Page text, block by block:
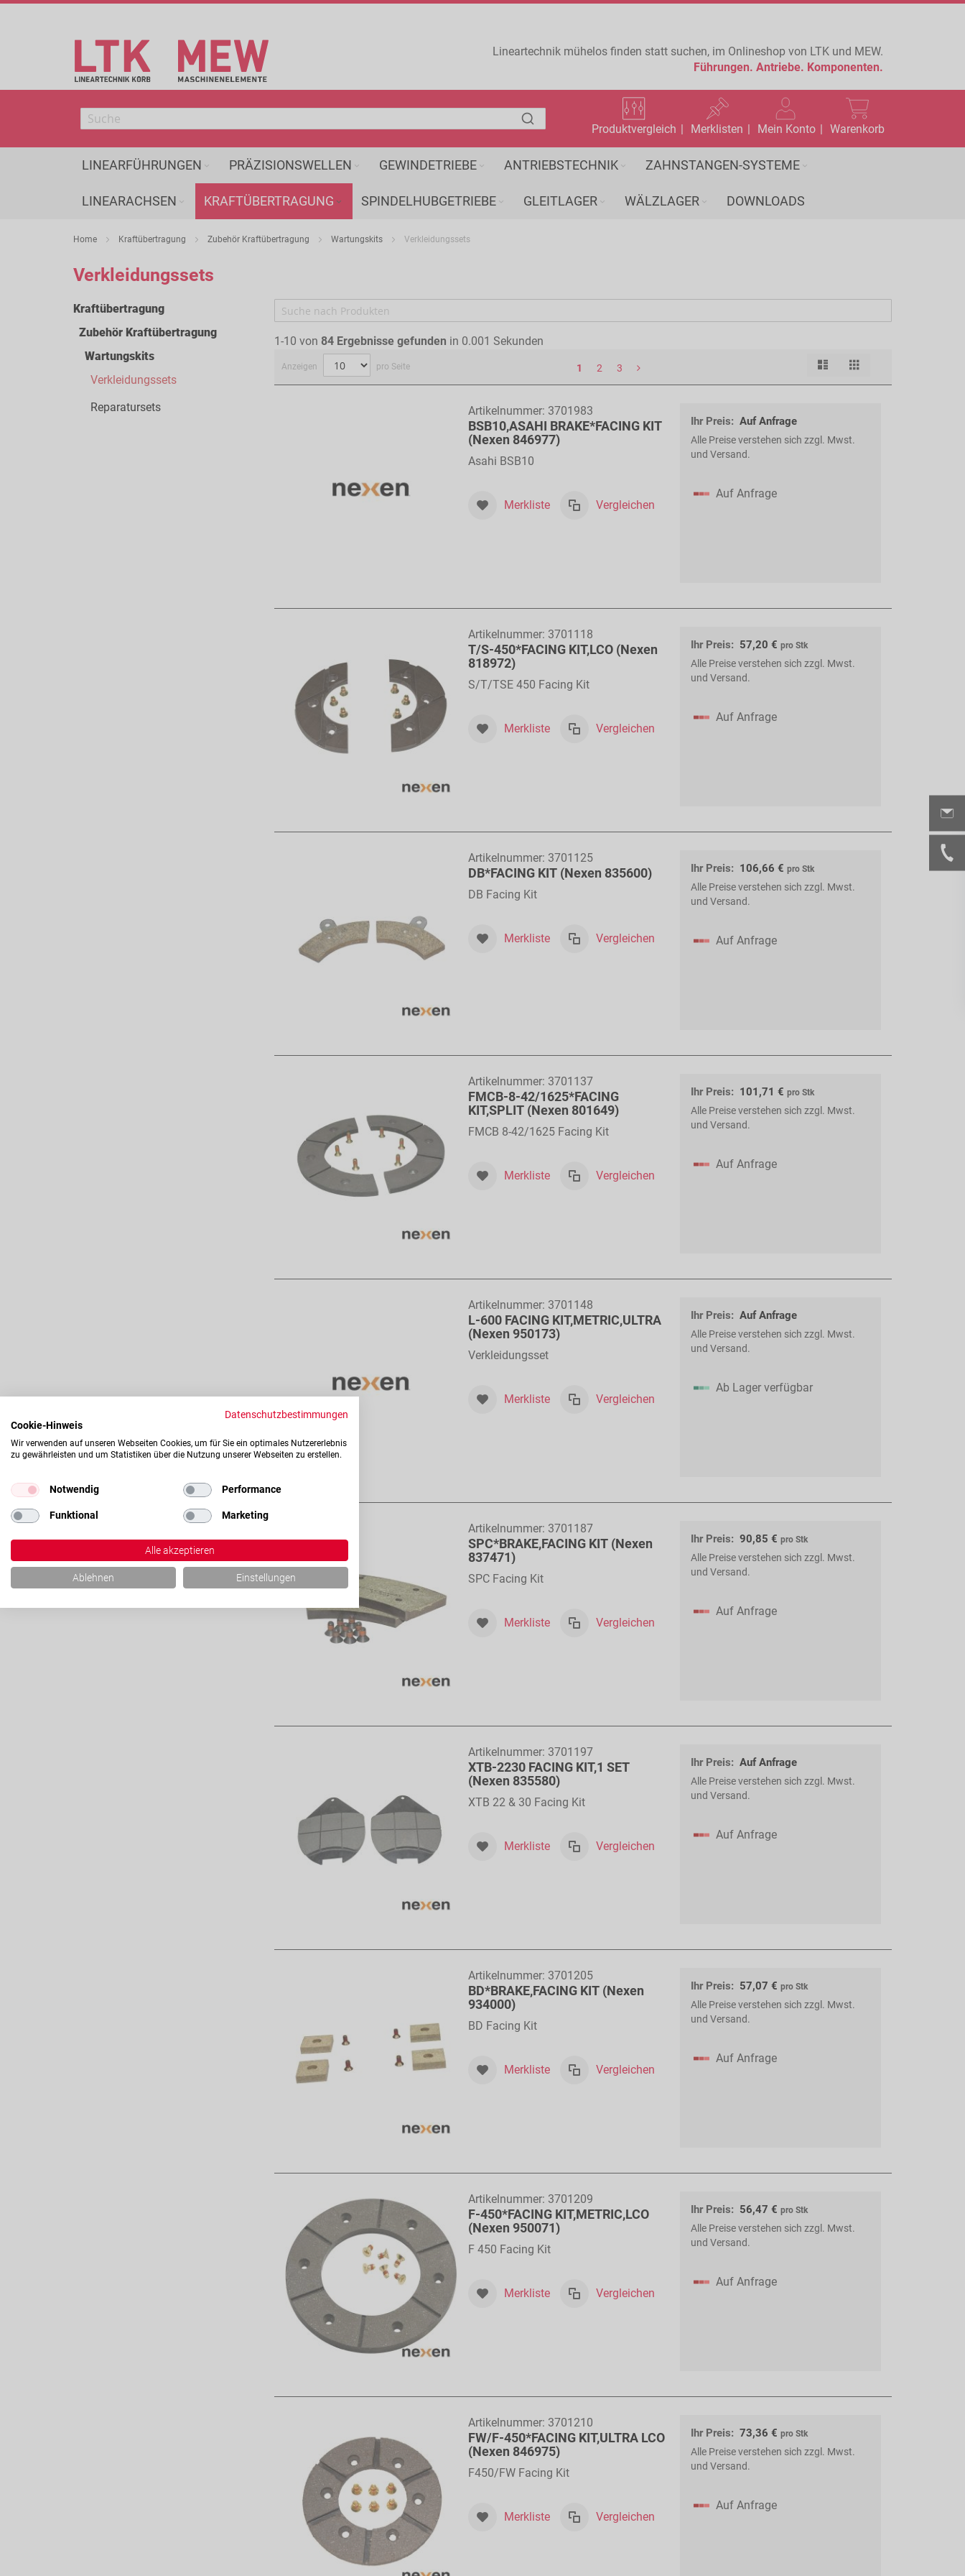
Inhalt
Lineartechnik mühelos finden statt suchen, im Onlineshop von LTK und MEW.
Führungen. Antriebe. Komponenten.
Warenkorb
Produktvergleich Merklisten Mein Konto
LINEARFÜHRUNGEN PRÄZISIONSWELLEN GEWINDETRIEBE ANTRIEBSTECHNIK ZAHNSTANGEN-SYSTEME
LINEARACHSEN KRAFTÜBERTRAGUNG SPINDELHUBGETRIEBE GLEITLAGER WÄLZLAGER DOWNLOADS
Home Kraftübertragung Zubehör Kraftübertragung Wartungskits Verkleidungssets
Verkleidungssets
Kraftübertragung
Zubehör Kraftübertragung
Wartungskits
Verkleidungssets
Reparatursets
1-10 von 84 Ergebnisse gefunden in 0.001 Sekunden
Anzeigen pro Seite 1 2 3 Ansicht
als
Artikelnummer: 3701983
BSB10,ASAHI BRAKE*FACING KIT
(Nexen 846977)
Asahi BSB10
Merkliste Vergleichen
Ihr Preis: Auf Anfrage
Alle Preise verstehen sich zzgl. Mwst.
und Versand.
Auf Anfrage
Artikelnummer: 3701118
T/S-450*FACING KIT,LCO (Nexen
818972)
S/T/TSE 450 Facing Kit
Merkliste Vergleichen
Ihr Preis: 57,20 € pro Stk
Alle Preise verstehen sich zzgl. Mwst.
und Versand.
Auf Anfrage
Artikelnummer: 3701125
DB*FACING KIT (Nexen 835600)
DB Facing Kit
Merkliste Vergleichen
Ihr Preis: 106,66 € pro Stk
Alle Preise verstehen sich zzgl. Mwst.
und Versand.
Auf Anfrage
Artikelnummer: 3701137
FMCB-8-42/1625*FACING
KIT,SPLIT (Nexen 801649)
FMCB 8-42/1625 Facing Kit
Merkliste Vergleichen
Ihr Preis: 101,71 € pro Stk
Alle Preise verstehen sich zzgl. Mwst.
und Versand.
Auf Anfrage
Artikelnummer: 3701148
L-600 FACING KIT,METRIC,ULTRA
(Nexen 950173)
Verkleidungsset
Merkliste Vergleichen
Ihr Preis: Auf Anfrage
Alle Preise verstehen sich zzgl. Mwst.
und Versand.
Ab Lager verfügbar
Artikelnummer: 3701187
SPC*BRAKE,FACING KIT (Nexen
837471)
SPC Facing Kit
Merkliste Vergleichen
Ihr Preis: 90,85 € pro Stk
Alle Preise verstehen sich zzgl. Mwst.
und Versand.
Auf Anfrage
Artikelnummer: 3701197
XTB-2230 FACING KIT,1 SET
(Nexen 835580)
XTB 22 & 30 Facing Kit
Merkliste Vergleichen
Ihr Preis: Auf Anfrage
Alle Preise verstehen sich zzgl. Mwst.
und Versand.
Auf Anfrage
Artikelnummer: 3701205
BD*BRAKE,FACING KIT (Nexen
934000)
BD Facing Kit
Merkliste Vergleichen
Ihr Preis: 57,07 € pro Stk
Alle Preise verstehen sich zzgl. Mwst.
und Versand.
Auf Anfrage
Artikelnummer: 3701209
F-450*FACING KIT,METRIC,LCO
(Nexen 950071)
F 450 Facing Kit
Merkliste Vergleichen
Ihr Preis: 56,47 € pro Stk
Alle Preise verstehen sich zzgl. Mwst.
und Versand.
Auf Anfrage
Artikelnummer: 3701210
FW/F-450*FACING KIT,ULTRA LCO
(Nexen 846975)
F450/FW Facing Kit
Merkliste Vergleichen
Ihr Preis: 73,36 € pro Stk
Alle Preise verstehen sich zzgl. Mwst.
und Versand.
Auf Anfrage
Datenschutzbestimmungen
Cookie-Hinweis
Wir verwenden auf unseren Webseiten Cookies, um für Sie ein optimales Nutzererlebnis
zu gewährleisten und um Statistiken über die Nutzung unserer Webseiten zu erstellen.
Notwendig Performance
Funktional Marketing
Alle akzeptieren
Ablehnen Einstellungen